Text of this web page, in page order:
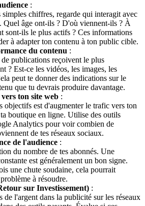
:
simples chiffres, regarde qui interagit avec
Quel âge ont-ils ? D'où viennent-ils ? À
sont-ils le plus actifs ? Ces informations
à adapter ton contenu à ton public cible.
du contenu :
publications reçoivent le plus
? Est-ce les vidéos, les images, les
peut te donner des indications sur le
que tu devrais produire davantage.
ton site web :
objectifs est d'augmenter le trafic vers ton
boutique en ligne. Utilise des outils
Analytics pour voir combien de
de tes réseaux sociaux.
de l'audience :
du nombre de tes abonnés. Une
est généralement un bon signe.
une chute soudaine, cela pourrait
à résoudre.
sur Investissement) :
de l'argent dans la publicité sur les réseaux